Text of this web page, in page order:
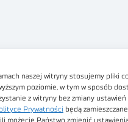
naszej witryny stosujemy pliki
poziomie, w tym w sposób
z witryny bez zmiany
Prywatności będą
możecie Państwo zmienić
Dostępność cyfrowa
Regulamin Portalu
Regulamin sklepu